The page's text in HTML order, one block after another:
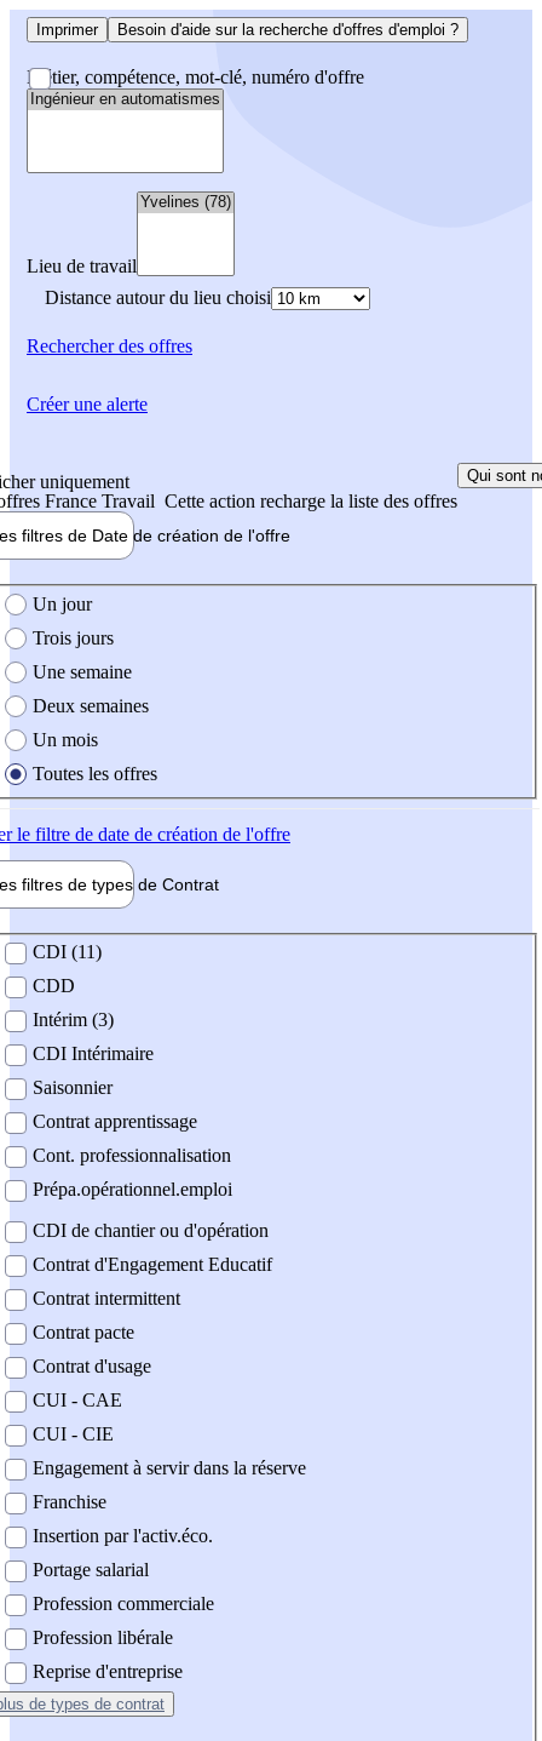
Imprimer Besoin d'aide sur la recherche d'offres d'emploi ?
Métier, compétence, mot-clé, numéro d'offre
Lieu de travail
Distance autour du lieu choisi
Rechercherdes offres
uniquement
France Travail Cette action recharge la liste des offres
Qui sont
filtres de Date de création de l'offre
création de l'offre
Un jour
Trois jours
Une semaine
Deux semaines
Un mois
Toutes les offres
le filtre de date de création de l'offre
filtres de types de Contrat
contrat
CDI (11)
CDD
Intérim (3)
CDI Intérimaire
Saisonnier
Contrat apprentissage
Cont. professionnalisation
Prépa.opérationnel.emploi
CDI de chantier ou d'opération
Contrat d'Engagement Educatif
Contrat intermittent
Contrat pacte
Contrat d'usage
CUI - CAE
CUI - CIE
Engagement à servir dans la réserve
Franchise
Insertion par l'activ.éco.
Portage salarial
Profession commerciale
Profession libérale
Reprise d'entreprise
de types de contrat
Créer une alerte